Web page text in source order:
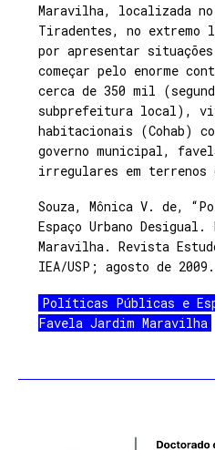
Maravilha, localizada
Tiradentes, no extremo
por apresentar
começar pelo enorme
cerca de 350 mil
subprefeitura local),
habitacionais (Cohab)
governo municipal,
irregulares em terrenos
Souza, Mônica V. de,
Espaço Urbano Desigual.
Maravilha. Revista
IEA/USP; agosto de 2009.
Políticas Públicas e
Favela Jardim Maravilha